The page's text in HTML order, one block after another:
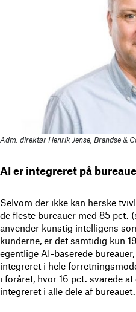
Adm. direktør Henrik Jense, Brandse &
AI er integreret på
Selvom der ikke kan herske
de fleste bureauer med 85 pct.
anvender kunstig intelligens
kunderne, er det samtidig kun
egentlige AI-baserede
integreret i hele
i foråret, hvor 16 pct. svarede
integreret i alle dele af bureauet.